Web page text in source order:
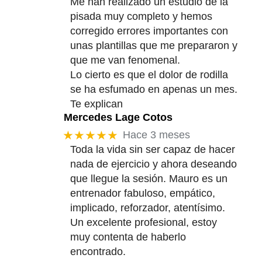
pisada muy completo y hemos
corregido errores importantes con
unas plantillas que me prepararon y
que me van fenomenal.
Lo cierto es que el dolor de rodilla
se ha esfumado en apenas un mes.
Te explican
Mercedes Lage Cotos
★★★★★ Hace 3 meses
Toda la vida sin ser capaz de hacer
nada de ejercicio y ahora deseando
que llegue la sesión. Mauro es un
entrenador fabuloso, empático,
implicado, reforzador, atentísimo.
Un excelente profesional, estoy
muy contenta de haberlo
encontrado.